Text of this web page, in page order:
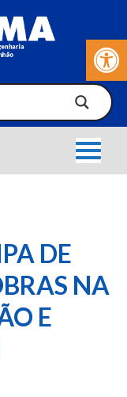
Barra de
DE
NA
E